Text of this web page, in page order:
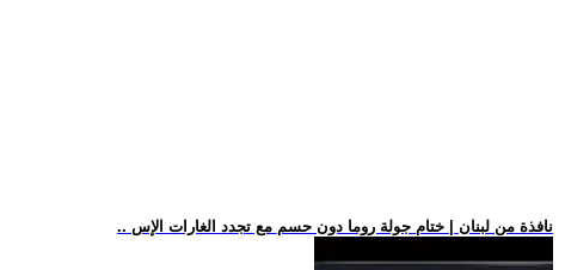
.. نافذة من لبنان | ختام جولة روما دون حسم مع تجدد الغارات الإس